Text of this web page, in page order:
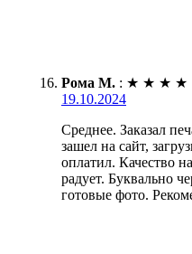
Рома М. : ★ ★ ★ ★
19.10.2024
Среднее. Заказал
зашел на сайт,
оплатил. Качество
радует. Буквально
готовые фото.